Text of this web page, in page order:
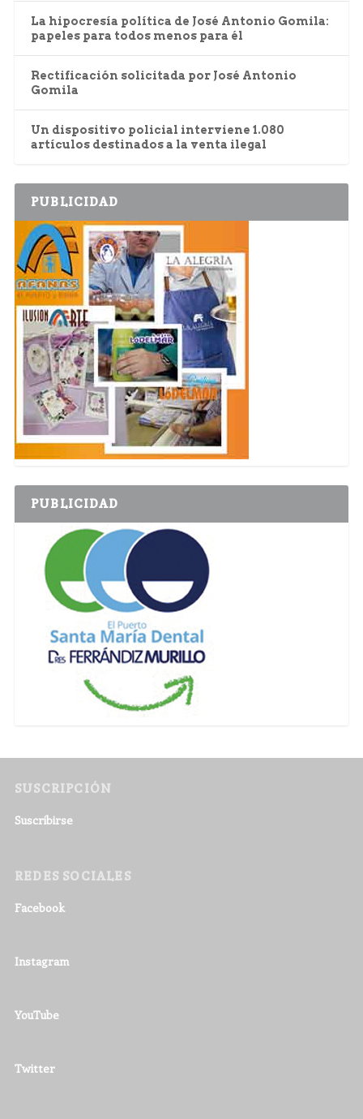
La hipocresía política de José Antonio Gomila:
papeles para todos menos para él
Rectificación solicitada por José Antonio
Gomila
Un dispositivo policial interviene 1.080
artículos destinados a la venta ilegal
PUBLICIDAD
PUBLICIDAD
SUSCRIPCIÓN
Suscribirse
REDES SOCIALES
Facebook
Instagram
YouTube
Twitter